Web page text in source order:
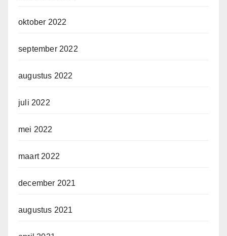
oktober 2022
september 2022
augustus 2022
juli 2022
mei 2022
maart 2022
december 2021
augustus 2021